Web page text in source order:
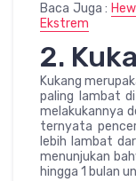
Baca Juga :
Ekstrem
2.
Kukang
paling lambat
melakukannya
ternyata
lebih lambat
menunjukan
hingga 1 bulan